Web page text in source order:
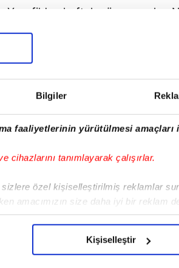
Bilgiler
faaliyetlerinin yürütülmesi amaçları
cihazlarını tanımlayarak çalışırlar.
özel kişiselleştirilmiş reklamlar
amacımızın size daha iyi bir reklam
gelen çabayı gösterdiğimizi ve bu
Kişiselleştir
Yusufi'den haftalar önce ayrılan
şeklindeki açıklamasıyla